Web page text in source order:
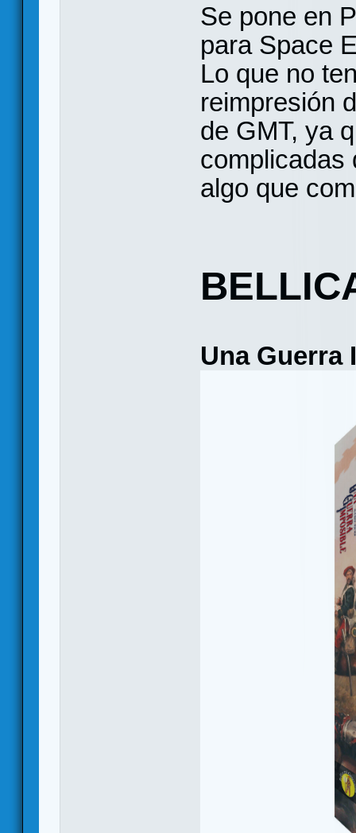
Se pone en
para Space
Lo que no
reimpresión
de GMT, ya
complicadas
algo que
Una Guerra